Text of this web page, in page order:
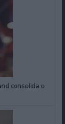
consolida o